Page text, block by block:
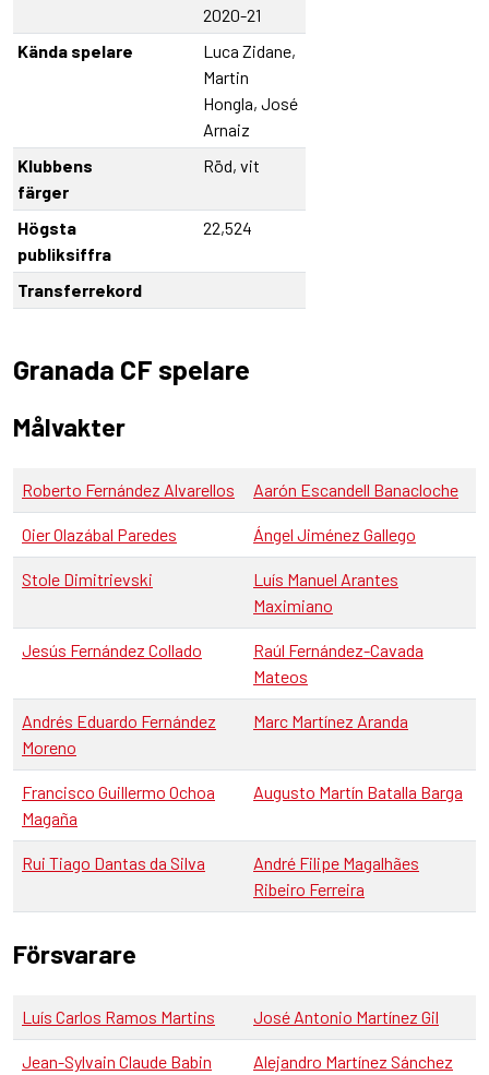
2020-21
Kända spelare
Luca Zidane,
Martin
Hongla, José
Arnaiz
Klubbens
färger
Röd, vit
Högsta
publiksiffra
22,524
Transferrekord
Granada CF spelare
Målvakter
Roberto Fernández Alvarellos Aarón Escandell Banacloche
Oier Olazábal Paredes Ángel Jiménez Gallego
Stole Dimitrievski
Luís Manuel Arantes
Maximiano
Jesús Fernández Collado
Raúl Fernández-Cavada
Mateos
Andrés Eduardo Fernández
Moreno
Marc Martínez Aranda
Francisco Guillermo Ochoa
Magaña
Augusto Martín Batalla Barga
Rui Tiago Dantas da Silva
André Filipe Magalhães
Ribeiro Ferreira
Försvarare
Luís Carlos Ramos Martins José Antonio Martínez Gil
Jean-Sylvain Claude Babin Alejandro Martínez Sánchez